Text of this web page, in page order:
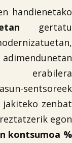
handienetako
gertatu
erabilera
sentsoreek
jakiteko zenbat
egon
kontsumoa %